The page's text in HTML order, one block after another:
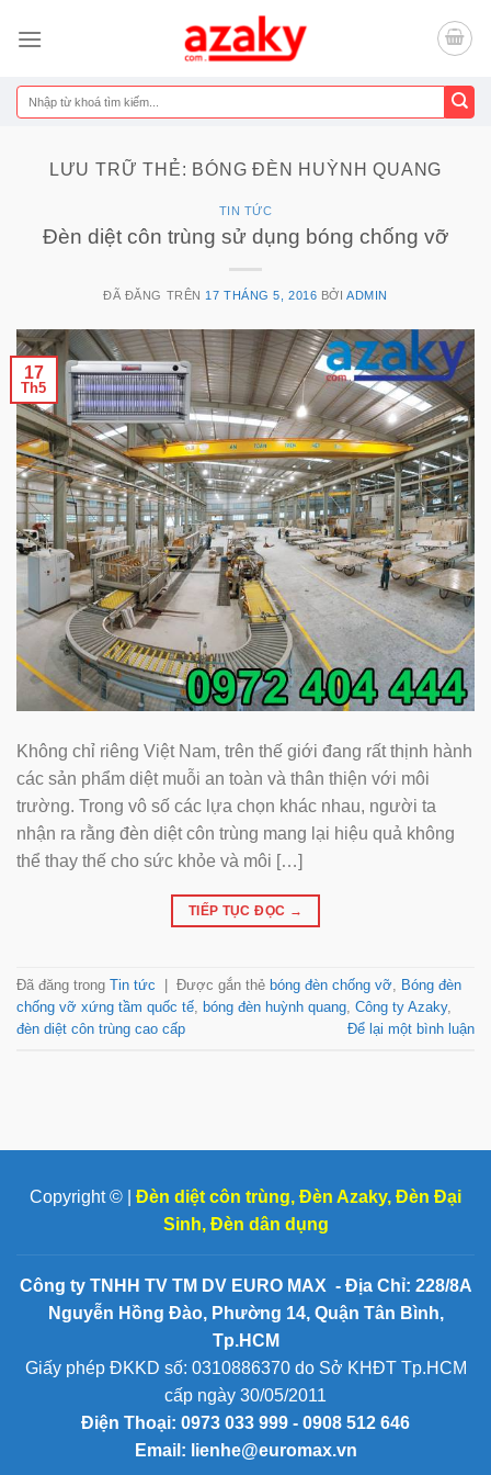
đến
dung
Tìm
kiếm:
LƯU TRỮ THẺ: BÓNG ĐÈN HUỲNH QUANG
TIN TỨC
Đèn diệt côn trùng sử dụng bóng chống vỡ
ĐÃ ĐĂNG TRÊN 17 THÁNG 5, 2016 BỞIADMIN
17
Th5
Không chỉ riêng Việt Nam, trên thế giới đang rất thịnh hành
các sản phẩm diệt muỗi an toàn và thân thiện với môi
trường. Trong vô số các lựa chọn khác nhau, người ta
nhận ra rằng đèn diệt côn trùng mang lại hiệu quả không
thể thay thế cho sức khỏe và môi […]
TIẾP TỤC ĐỌC →
Đã đăng trong Tin tức Được gắn thẻ bóng đèn chống vỡ, Bóng đèn
chống vỡ xứng tầm quốc tế, bóng đèn huỳnh quang, Công ty Azaky,
đèn diệt côn trùng cao cấp
Để lại một bình luận
Copyright © | Đèn diệt côn trùng, Đèn Azaky, Đèn Đại
Sinh, Đèn dân dụng
Công ty TNHH TV TM DV EURO MAX - Địa Chỉ: 228/8A
Nguyễn Hồng Đào, Phường 14, Quận Tân Bình,
Tp.HCM
Giấy phép ĐKKD số: 0310886370 do Sở KHĐT Tp.HCM
cấp ngày 30/05/2011
Điện Thoại: 0973 033 999 - 0908 512 646
Email: lienhe@euromax.vn